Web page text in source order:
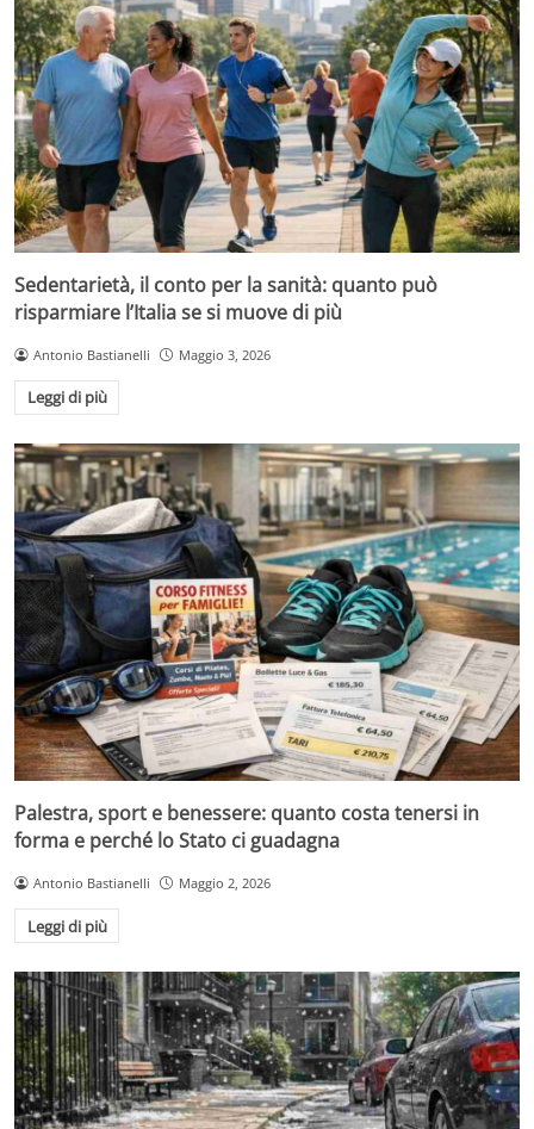
Sedentarietà, il conto per la sanità: quanto può
risparmiare l’Italia se si muove di più
Antonio Bastianelli Maggio 3, 2026
Leggi di più
Palestra, sport e benessere: quanto costa tenersi in
forma e perché lo Stato ci guadagna
Antonio Bastianelli Maggio 2, 2026
Leggi di più